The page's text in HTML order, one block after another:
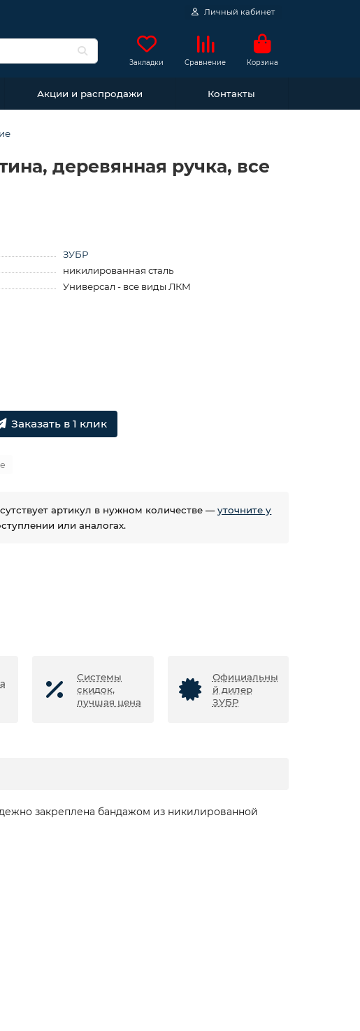
Личный кабинет
Закладки Сравнение Корзина
Акции и распродажи Контакты
деревянная ручка, все
ЗУБР
никилированная сталь
Универсал - все виды ЛКМ
Заказать в 1 клик
артикул в нужном количестве —уточните у
или аналогах.
Системы
скидок,
лучшая цена
Официальны
й дилер
ЗУБР
закреплена бандажом из никилированной